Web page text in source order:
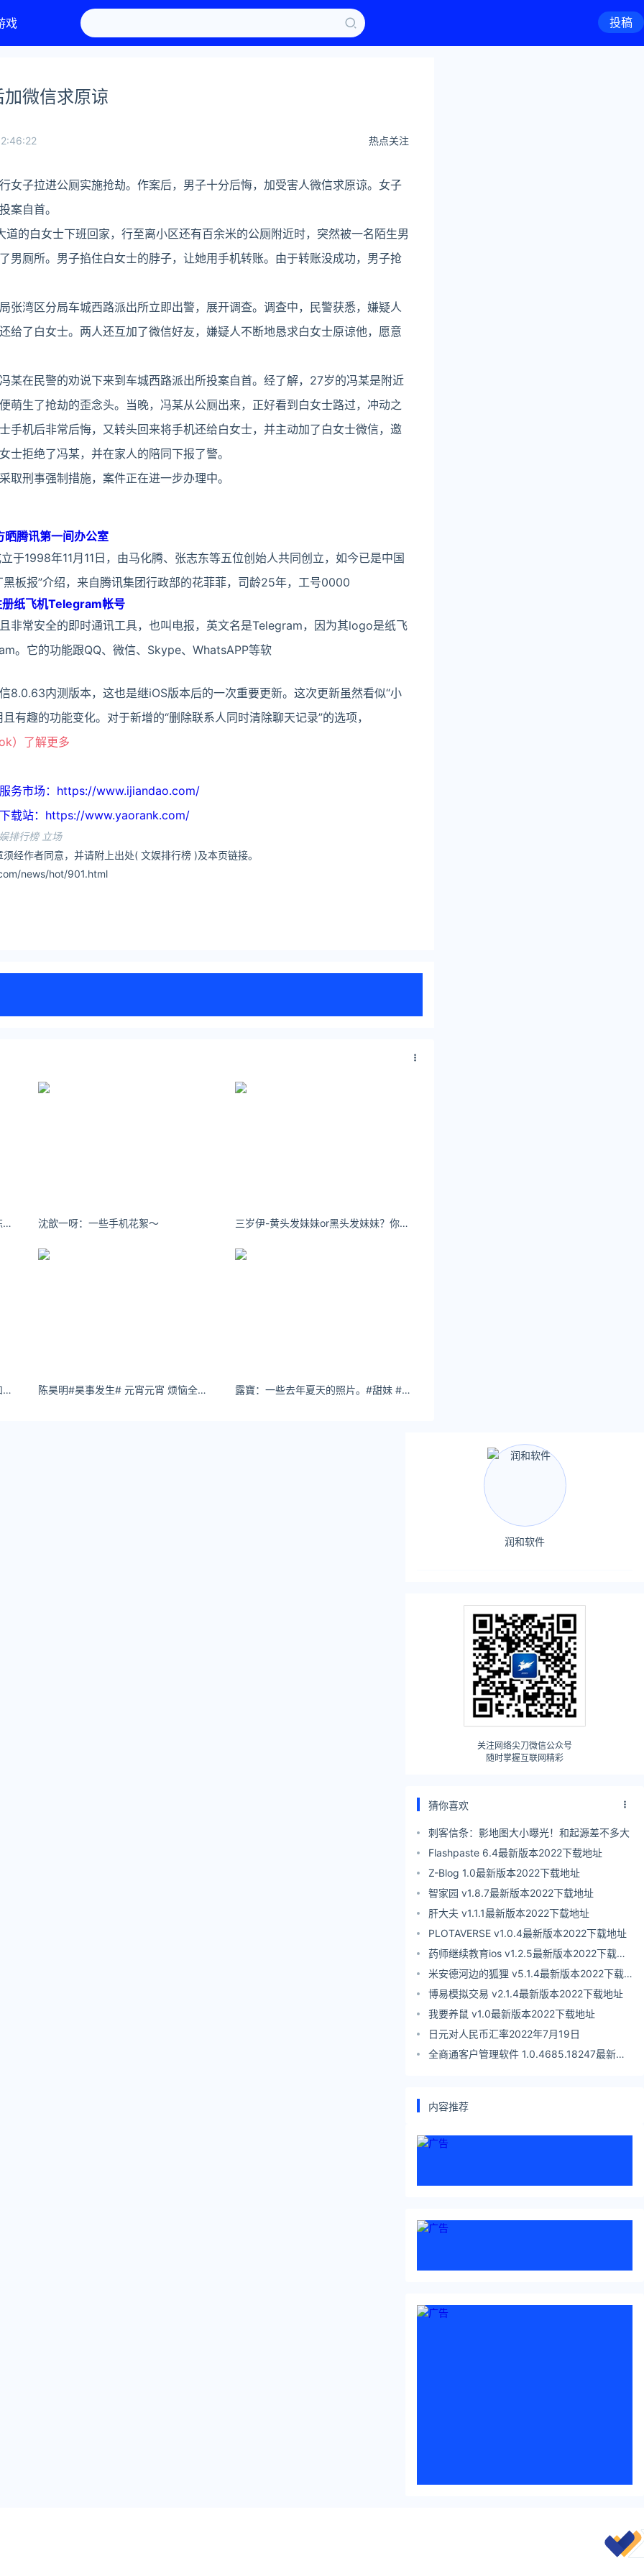
戏 投稿
微信求原谅
热点关注
女子拉进公厕实施抢劫。作案后，男子十分后悔，加受害人微信求原谅。女子
案自首。
道的白女士下班回家，行至离小区还有百余米的公厕附近时，突然被一名陌生男
男厕所。男子掐住白女士的脖子，让她用手机转账。由于转账没成功，男子抢
张湾区分局车城西路派出所立即出警，展开调查。调查中，民警获悉，嫌疑人
给了白女士。两人还互加了微信好友，嫌疑人不断地恳求白女士原谅他，愿意
某在民警的劝说下来到车城西路派出所投案自首。经了解，27岁的冯某是附近
萌生了抢劫的歪念头。当晚，冯某从公厕出来，正好看到白女士路过，冲动之
手机后非常后悔，又转头回来将手机还给白女士，并主动加了白女士微信，邀
士拒绝了冯某，并在家人的陪同下报了警。
取刑事强制措施，案件正在进一步办理中。
腾讯第一间办公室
于1998年11月11日，由马化腾、张志东等五位创始人共同创立，如今已是中国
板报”介绍，来自腾讯集团行政部的花菲菲，司龄25年，工号0000
纸飞机Telegram帐号
非常安全的即时通讯工具，也叫电报，英文名是Telegram，因为其logo是纸飞
。它的功能跟QQ、微信、Skype、WhatsAPP等软
8.0.63内测版本，这也是继iOS版本后的一次重要更新。这次更新虽然看似“小
有趣的功能变化。对于新增的“删除联系人同时清除聊天记录”的选项，
）了解更多
务市场：https://www.ijiandao.com/
载站：https://www.yaorank.com/
排行榜 立场
经作者同意，并请附上出处( 文娱排行榜 )及本页链接。
news/hot/901.html
刺刺本刺：学的到东西的事情是锻炼，学不到的是磨练。 沈歆一呀：一些手机花絮～ ​​​​ 三岁伊-黄头发妹妹or黑头发妹妹？你选哪个宝~
乙醇子呀人生没有如果，只有后果和结果，过去的不再回来，回来的不再完美。 陈昊明#昊事发生# 元宵元宵 烦恼全消 喜气洋洋闹元宵 露寶：一些去年夏天的照片。#甜妹 #初恋脸 #氛围感 #清纯
润和软件
关注网络尖刀微信公众号
随时掌握互联网精彩
猜你喜欢
刺客信条：影地图大小曝光！和起源差不多大
Flashpaste 6.4最新版本2022下载地址
Z-Blog 1.0最新版本2022下载地址
智家园 v1.8.7最新版本2022下载地址
肝大夫 v1.1.1最新版本2022下载地址
PLOTAVERSE v1.0.4最新版本2022下载地址
药师继续教育ios v1.2.5最新版本2022下载地
址
米安德河边的狐狸 v5.1.4最新版本2022下载
地址
博易模拟交易 v2.1.4最新版本2022下载地址
我要养鼠 v1.0最新版本2022下载地址
日元对人民币汇率2022年7月19日
全商通客户管理软件 1.0.4685.18247最新版
内容推荐